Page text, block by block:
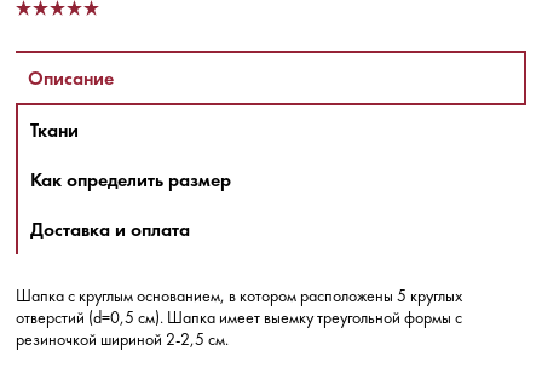
Описание
Ткани
Как определить размер
Доставка и оплата
Шапка с круглым основанием, в котором расположены 5 круглых
отверстий (d=0,5 см). Шапка имеет выемку треугольной формы с
резиночкой шириной 2-2,5 см.